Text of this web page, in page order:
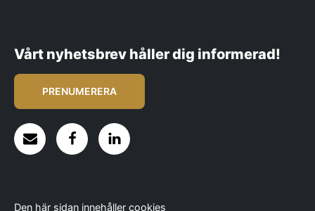
Vårt nyhetsbrev håller dig informerad!
PRENUMERERA
Den här sidan innehåller cookies